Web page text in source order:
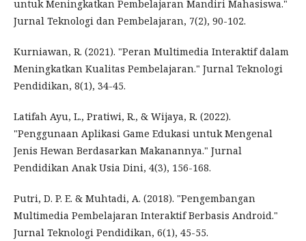
untuk Meningkatkan Pembelajaran Mandiri Mahasiswa."
Jurnal Teknologi dan Pembelajaran, 7(2), 90-102.
Kurniawan, R. (2021). "Peran Multimedia Interaktif dalam
Meningkatkan Kualitas Pembelajaran." Jurnal Teknologi
Pendidikan, 8(1), 34-45.
Latifah Ayu, L., Pratiwi, R., & Wijaya, R. (2022).
"Penggunaan Aplikasi Game Edukasi untuk Mengenal
Jenis Hewan Berdasarkan Makanannya." Jurnal
Pendidikan Anak Usia Dini, 4(3), 156-168.
Putri, D. P. E. & Muhtadi, A. (2018). "Pengembangan
Multimedia Pembelajaran Interaktif Berbasis Android."
Jurnal Teknologi Pendidikan, 6(1), 45-55.